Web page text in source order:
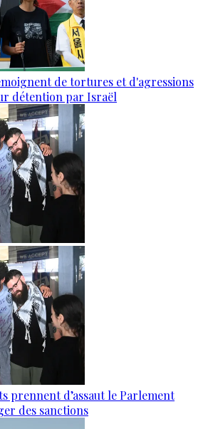
de tortures et d'agressions
détention par Israël
prennent d’assaut le Parlement
des sanctions